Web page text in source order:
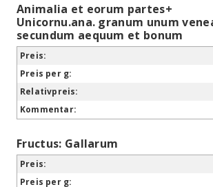
Animalia et eorum partes+
Unicornu.ana. granum unum
secundum aequum et bonum
Fructus: Gallarum